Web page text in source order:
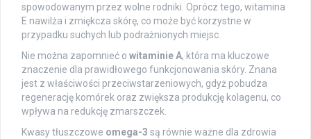
spowodowanym przez wolne rodniki. Oprócz tego, witamina
E nawilża i zmiękcza skórę, co może być korzystne w
przypadku suchych lub podrażnionych miejsc.
Nie można zapomnieć o witaminie A, która ma kluczowe
znaczenie dla prawidłowego funkcjonowania skóry. Znana
jest z właściwości przeciwstarzeniowych, gdyż pobudza
regenerację komórek oraz zwiększa produkcję kolagenu, co
wpływa na redukcję zmarszczek.
Kwasy tłuszczowe omega-3 są równie ważne dla zdrowia